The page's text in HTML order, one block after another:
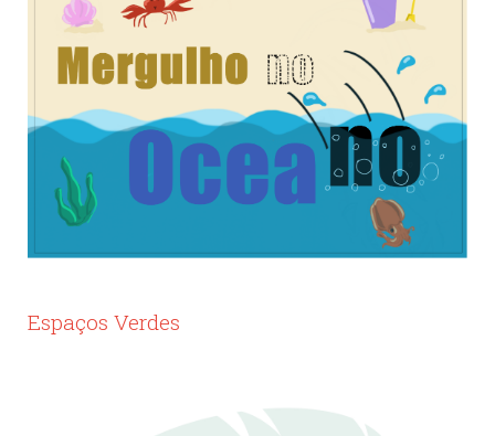
Espaços Verdes